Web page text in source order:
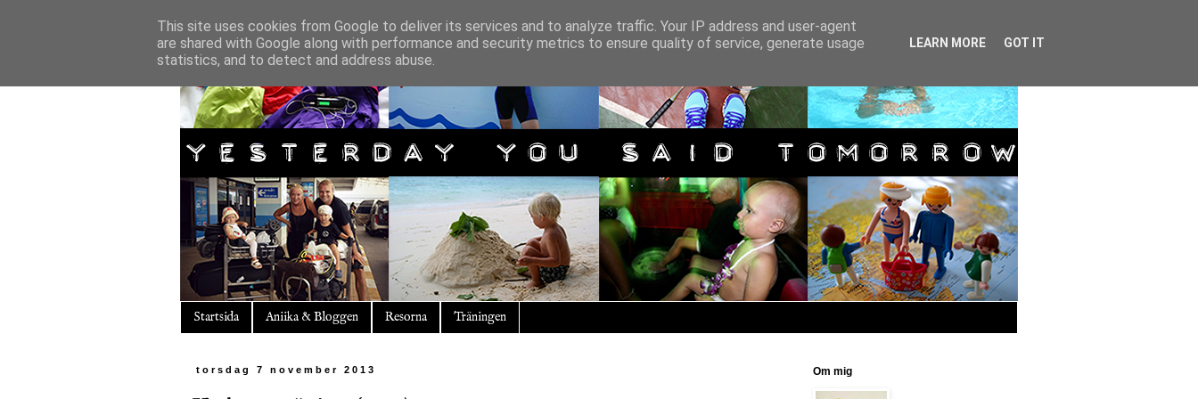
Startsida Aniika & Bloggen Resorna Träningen
torsdag 7 november 2013 Om mig
This site uses cookies from Google to deliver its services and to analyze traffic. Your IP address and user-agent
are shared with Google along with performance and security metrics to ensure quality of service, generate usage
statistics, and to detect and address abuse.
LEARN MORE GOT IT